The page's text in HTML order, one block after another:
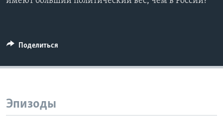
Поделиться
Эпизоды